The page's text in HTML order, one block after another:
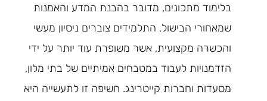
בלימוד מתכונים, מדובר בהבנת המדע והאמנות
שמאחורי הבישול. התלמידים צוברים ניסיון מעשי
והכשרה מקצועית, אשר משופרת עוד יותר על ידי
הזדמנויות לעבוד במטבחים אמיתיים של בתי מלון,
מסעדות וחברות קייטרינג. חשיפה זו לתעשייה היא